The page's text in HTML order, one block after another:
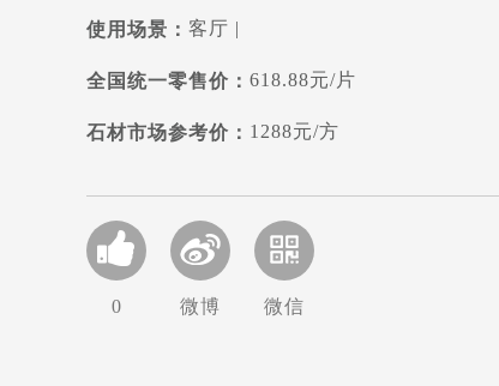
使用场景： 客厅 |
全国统一零售价： 618.88元/片
石材市场参考价： 1288元/方
0 微博 微信